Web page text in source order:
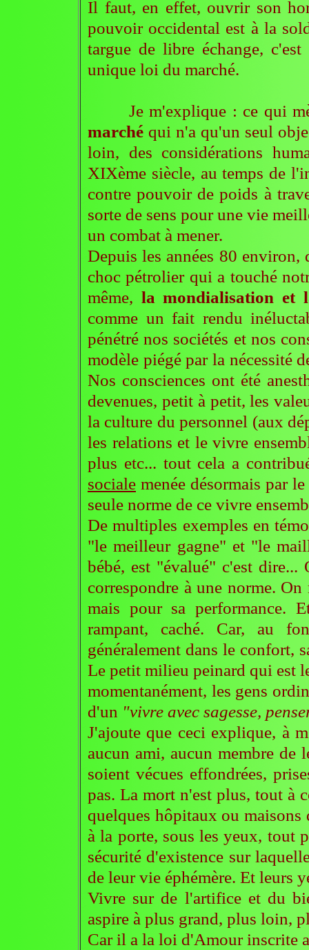
Il faut, en effet, ouvrir son
pouvoir occidental est à la
targue de libre échange,
unique loi du marché.
Je m'explique : ce qui
marché qui n'a qu'un seul
loin, des considérations
XIXème siècle, au temps de
contre pouvoir de poids à
sorte de sens pour une vie
un combat à mener.
Depuis les années 80
choc pétrolier qui a touché
même, la mondialisation et
comme un fait rendu
pénétré nos sociétés et nos
modèle piégé par la nécessité
Nos consciences ont été
devenues, petit à petit, les
la culture du personnel (aux
les relations et le vivre
plus etc... tout cela a
sociale menée désormais par
seule norme de ce vivre
De multiples exemples en
"le meilleur gagne" et "le
bébé, est "évalué" c'est
correspondre à une norme.
mais pour sa performance.
rampant, caché. Car, au
généralement dans le confort,
Le petit milieu peinard qui est
momentanément, les gens
d'un "vivre avec sagesse,
J'ajoute que ceci explique, à
aucun ami, aucun membre de
soient vécues effondrées,
pas. La mort n'est plus, tout à
quelques hôpitaux ou
à la porte, sous les yeux, tout
sécurité d'existence sur
de leur vie éphémère. Et leurs
Vivre sur de l'artifice et du
aspire à plus grand, plus loin,
Car il a la loi d'Amour inscrite